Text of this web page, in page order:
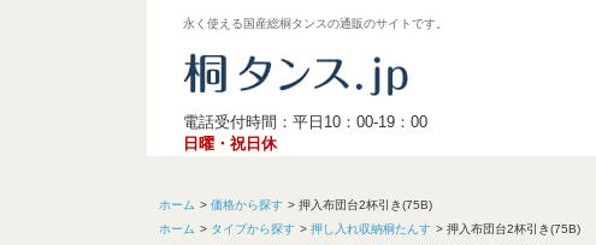
永く使える国産総桐タンスの通販のサイトです。
電話受付時間：平日10：00-19：00
日曜・祝日休
ホーム 価格から探す
押入布団台2杯引き(75B)
ホーム
タイプから探す 押し入れ収納桐たんす
押入布団台2杯引き(75B)